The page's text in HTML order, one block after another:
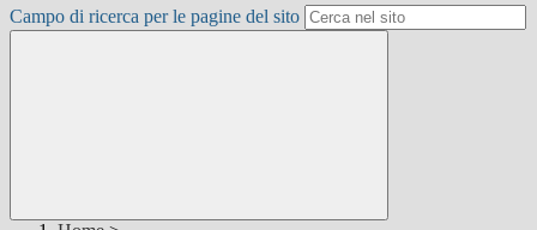
Campo di ricerca per le pagine del sito